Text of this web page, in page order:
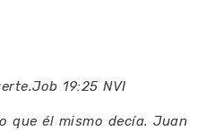
19:25 NVI
que él mismo decía. Juan